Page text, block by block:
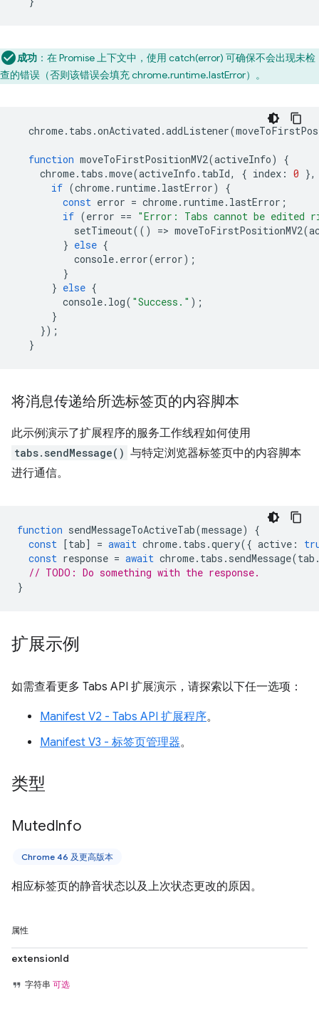
成功 ：在 Promise 上下文中，使用 catch(error) 可确保不会出现未检
查的错误（否则该错误会填充 chrome.runtime.lastError）。
chrome. tabs .onActivated .addListener(
function moveToFirstPositionMV2(activeInfo)
{
chrome. tabs .move(activeInfo . tabId, { index : 0 },
if (chrome. runtime. lastError)
{
const error = chrome. runtime. lastError ;
if (error == "Error: Tabs cannot be edited
setTimeout(() => moveToFirstPositionMV2(
} else {
console. error(error);
}
} else {
console. log( "Success." );
}
});
}
将消息传递给所选标签页的内容脚本
此示例演示了扩展程序的服务工作线程如何使用
tabs.sendMessage() 与特定浏览器标签页中的内容脚本
进行通信。
function sendMessageToActiveTab(message)
{
const [tab] = await chrome. tabs .query({ active :
const response = await chrome. tabs . sendMessage(tab
// TODO: Do something with the response.
}
扩展示例
如需查看更多 Tabs API 扩展演示，请探索以下任一选项：
Manifest V2 - Tabs API 扩展程序。
Manifest V3 - 标签页管理器。
类型
MutedInfo
Chrome 46 及更高版本
相应标签页的静音状态以及上次状态更改的原因。
属性
extensionId
字符串 可选